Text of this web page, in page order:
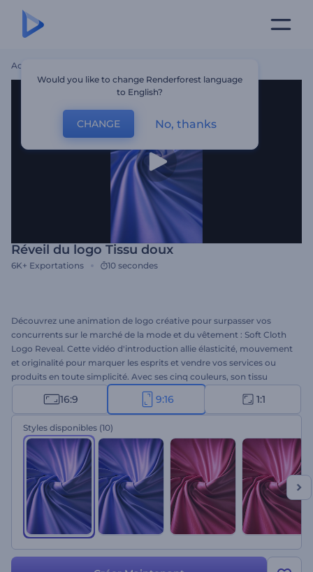
Accueil
Réveil du logo Tissu doux
6K+ Exportations 10 secondes
Découvrez une animation de logo créative pour surpasser vos
concurrents sur le marché de la mode et du vêtement : Soft Cloth
Logo Reveal. Cette vidéo d'introduction allie élasticité, mouvement
et originalité pour marquer les esprits et vendre vos services ou
produits en toute simplicité. Avec ses cinq couleurs, son tissu
élégant et élastique et son globe terrestre au centre, cette
animation de logo
est la clé du succès pour vos projets.
Parfaitement adaptée aux studios de couture, aux marques de
vêtements, aux services de stylisme personnel et à bien d'autres
projets pertinents. Essayez-la dès maintenant !
16:9 9:16 1:1
Styles disponibles (10)
Would you like to change Renderforest language
to English?
CHANGE No, thanks